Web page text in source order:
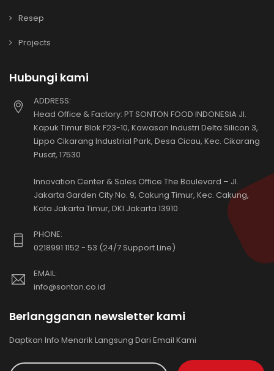
Resep
Projects
Hubungi kami
ADDRESS:
Head Office & Factory: PT SONTON FOOD INDONESIA Jl.
Kapuk Timur Blok F23-10, Kawasan Industri Delta Silicon 3,
Lippo Cikarang Industrial Park, Desa Cicau, Kec. Cikarang
Pusat, 17530
Innovation Center & Sales Office The Boulevard – Jl.
Jakarta Garden City No. 9, Cakung Timur, Kec. Cakung,
Kota Jakarta Timur, DKI Jakarta 13910
PHONE:
0218991 1152 - 53 (24/7 Support Line)
EMAIL:
info@sonton.co.id
Berlangganan newsletter kami
Daptkan Info Menarik Langsung Dari Email Kami